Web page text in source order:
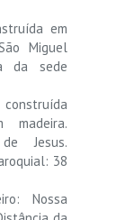
em
Miguel
da sede
Jesus.
38
Nossa